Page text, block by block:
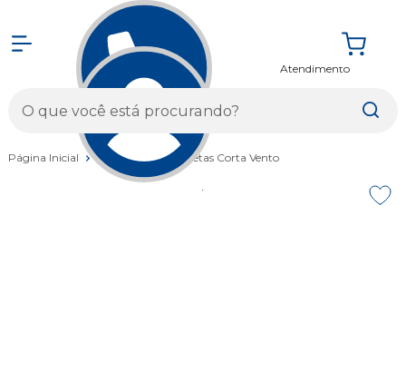
Atendimento
Página Inicial Vestuários Jaquetas Corta Vento